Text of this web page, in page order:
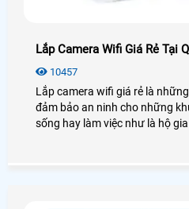
Lắp Camera Wifi Giá Rẻ Tại
10457
Lắp camera wifi giá rẻ là
đảm bảo an ninh cho những
sống hay làm việc như là hộ